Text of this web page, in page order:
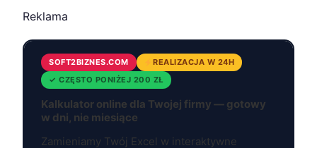
Reklama
SOFT2BIZNES.COM
REALIZACJA W 24H
✓ CZĘSTO PONIŻEJ 200 ZŁ
Kalkulator online dla Twojej firmy — gotowy
w dni, nie miesiące
Zamieniamy Twój Excel w interaktywne